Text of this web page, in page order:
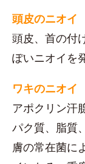
頭皮のニオイ
頭皮、首の付
ぽいニオイを
ワキのニオイ
アポクリン汗
パク質、脂質
膚の常在菌に